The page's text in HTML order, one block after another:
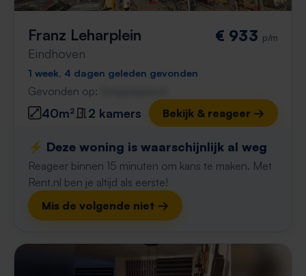
Franz Leharplein
Eindhoven
€ 933 p/m
1 week, 4 dagen geleden gevonden
Gevonden op:
40m² 2 kamers Bekijk & reageer →
⚡️ Deze woning is waarschijnlijk al weg
Reageer binnen 15 minuten om kans te maken. Met
Rent.nl ben je altijd als eerste!
Mis de volgende niet →